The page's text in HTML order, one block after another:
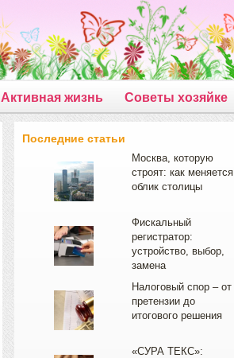
Активная жизнь Советы хозяйке
Последние статьи
Москва, которую
строят: как меняется
облик столицы
Фискальный
регистратор:
устройство, выбор,
замена
Налоговый спор – от
претензии до
итогового решения
«СУРА ТЕКС»: